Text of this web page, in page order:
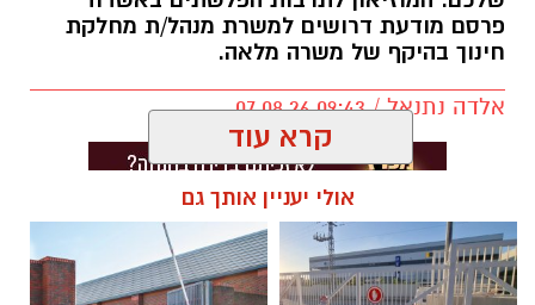
פרסם מודעת דרושים למשרת מנהל/ת מחלקת
חינוך בהיקף של משרה מלאה.
אלדה נתנאל / 09:43 07.08.26
תגים:דרושים באשדוד
קרא עוד
אולי יעניין אותך גם